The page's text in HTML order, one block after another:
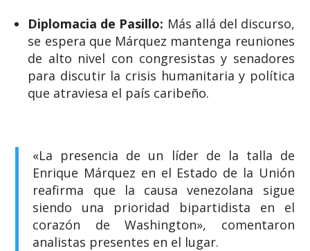
Diplomacia de Pasillo: Más allá del discurso,
se espera que Márquez mantenga reuniones
de alto nivel con congresistas y senadores
para discutir la crisis humanitaria y política
que atraviesa el país caribeño.
«La presencia de un líder de la talla de
Enrique Márquez en el Estado de la Unión
reafirma que la causa venezolana sigue
siendo una prioridad bipartidista en el
corazón de Washington», comentaron
analistas presentes en el lugar.